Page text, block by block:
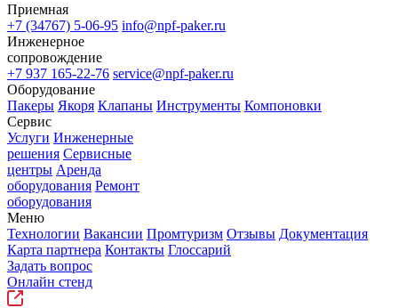
Приемная
+7 (34767) 5-06-95 info@npf-paker.ru
Инженерное
сопровождение
+7 937 165-22-76 service@npf-paker.ru
Оборудование
Пакеры Якоря Клапаны Инструменты Компоновки
Сервис
Услуги Инженерные
решения Сервисные
центры Аренда
оборудования Ремонт
оборудования
Меню
Технологии Вакансии Промтуризм Отзывы Документация
Карта партнера Контакты Глоссарий
Задать вопрос
Онлайн стенд